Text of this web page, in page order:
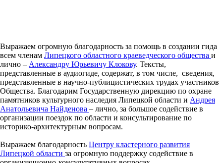
Выражаем огромную благодарность за помощь в создании гида
всем членам Липецкого областного краеведческого общества и
лично – Александру Юрьевичу Клокову. Тексты,
представленные в аудиогиде, содержат, в том числе, сведения,
представленные в научно-публицистических трудах участников
Общества. Благодарим Государственную дирекцию по охране
памятников культурного наследия Липецкой области и Андрея
Анатольевича Найденова – лично, за большое содействие в
организации поездок по области и консультирование по
историко-архитектурным вопросам.
Выражаем благодарность Центру кластерного развития
Липецкой области за огромную поддержку содействие в